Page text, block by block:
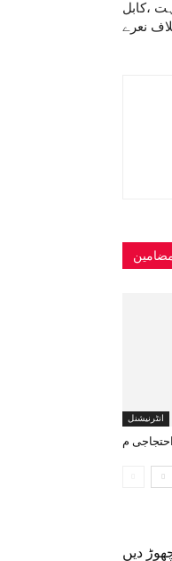
،کابل
نعرے
انٹرنیشنل
دیں